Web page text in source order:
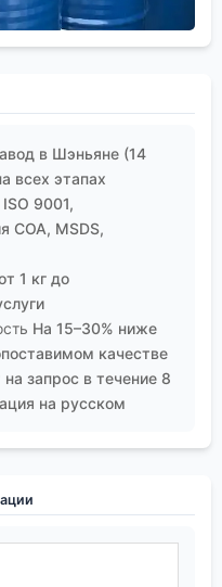
в Шэньяне (14
всех этапах
9001,
COA, MSDS,
1 кг до
На 15–30% ниже
качестве
запрос в течение 8
на русском